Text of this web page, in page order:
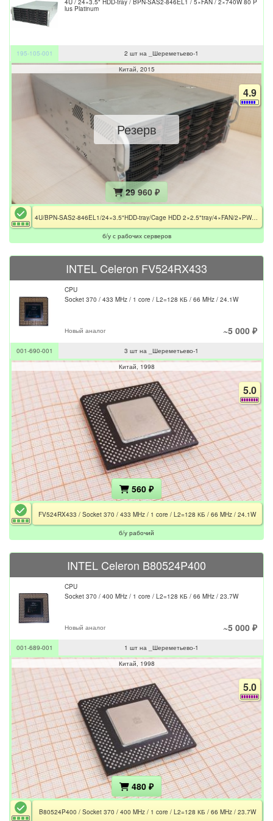
4U / 24×3.5" HDD-tray / BPN-SAS2-846EL1 / 5×FAN / 2×740W 80 P
lus Platinum
195-105-001 2 шт на _Шереметьево-1
Резерв
Китай 2015
4.9
29 960 ₽
4U/BPN-SAS2-846EL1/24×3.5"HDD-tray/Cage HDD 2×2.5"tray/4×FAN/2×PWS-741-1R
б/у с рабочих серверов
INTEL Celeron FV524RX433
CPU
Socket 370 / 433 MHz / 1 core / L2=128 КБ / 66 MHz / 24.1W
Новый аналог ~5 000 ₽
001-690-001
3 шт на _Шереметьево-1
Китай 1998
5.0
560 ₽
FV524RX433 / Socket 370 / 433 MHz / 1 core / L2=128 КБ / 66 MHz / 24.1W
б/у рабочий
INTEL Celeron B80524P400
CPU
Socket 370 / 400 MHz / 1 core / L2=128 КБ / 66 MHz / 23.7W
Новый аналог ~5 000 ₽
001-689-001
1 шт на _Шереметьево-1
Китай 1998
5.0
480 ₽
B80524P400 / Socket 370 / 400 MHz / 1 core / L2=128 КБ / 66 MHz / 23.7W